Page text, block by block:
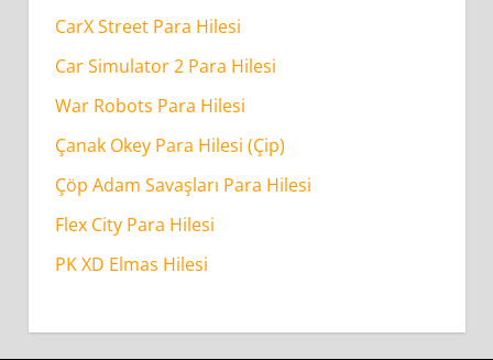
CarX Street Para Hilesi
Car Simulator 2 Para Hilesi
War Robots Para Hilesi
Çanak Okey Para Hilesi (Çip)
Çöp Adam Savaşları Para Hilesi
Flex City Para Hilesi
PK XD Elmas Hilesi